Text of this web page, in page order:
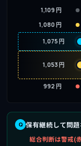
1,109 円
1,080 円
1,075 円
1,053 円
992 円
保有継続して問
総合判断は警戒(